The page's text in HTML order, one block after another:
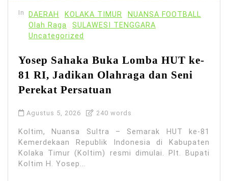
In DAERAH KOLAKA TIMUR
NUANSA FOOTBALL
Olah Raga
SULAWESI TENGGARA
Uncategorized
Yosep Sahaka Buka Lomba HUT ke-
81 RI, Jadikan Olahraga dan Seni
Perekat Persatuan
Agustus 5, 2026 240 words
Koltim, Nuansa Sultra – Semarak HUT ke-81
Kemerdekaan Republik Indonesia di Kabupaten
Kolaka Timur (Koltim) resmi dimulai. Plt. Bupati
Koltim H. Yosep...